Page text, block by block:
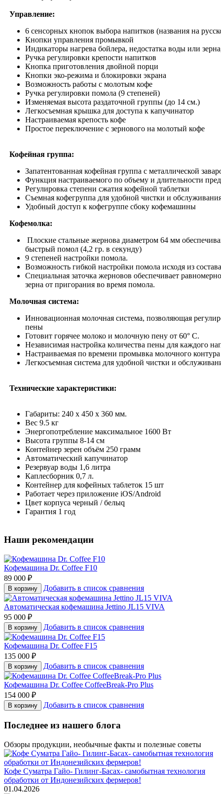
Управление:
6 сенсорных кнопок выбора напитков (названия на
Кнопки управления промывкой
Индикаторы нагрева бойлера, недостатка воды или
Ручка регулировки крепости напитков
Кнопка приготовления двойной порци
Кнопки эко-режима и блокировки экрана
Возможность работы с молотым кофе
Ручка регулировки помола (9 степеней)
Изменяемая высота раздаточной группы (до 14 см.)
Легкосъемная крышка для доступа к капучинатор
Настраиваемая крепость кофе
Простое переключение с зернового на молотый кофе
Кофейная группа:
Запатентованная кофейная группа с металлической
Функция настраиваемого по объему и длительности
Регулировка степени сжатия кофейной таблетки
Съемная кофегруппа для удобной чистки и
Удобный доступ к кофегруппе сбоку кофемашины
Кофемолка:
Плоские стальные жернова диаметром 64 мм
быстрый помол (4,2 гр. в секунду)
9 степеней настройки помола.
Возможность гибкой настройки помола исходя из
Специальная заточка жерновов обеспечивает
зерна от пригорания во время помола.
Молочная система:
Инновационная молочная система, позволяющая
пены
Готовит горячее молоко и молочную пену от 60° С.
Независимая настройка количества пены для каждого
Настраиваемая по времени промывка молочного контура
Легкосъемная система для удобной чистки и
Технические характеристики:
Габариты: 240 х 450 х 360 мм.
Вес 9.5 кг
Энергопотребление максимальное 1600 Вт
Высота группы 8-14 см
Контейнер зерен объём 250 грамм
Автоматический капучинатор
Резервуар воды 1,6 литра
Каплесборник 0,7 л.
Контейнер для кофейных таблеток 15 шт
Работает через приложение iOS/Android
Цвет корпуса черный / белыq
Гарантия 1 год
Наши рекомендации
Кофемашина Dr. Coffee F10
89 000 ₽
В корзину Добавить в список сравнения
Автоматическая кофемашина Jettino JL15 VIVA
95 000 ₽
В корзину Добавить в список сравнения
Кофемашина Dr. Coffee F15
135 000 ₽
В корзину Добавить в список сравнения
Кофемашина Dr. Coffee CoffeeBreak-Pro Plus
154 000 ₽
В корзину Добавить в список сравнения
Последнее из нашего блога
Обзоры продукции, необычные факты и полезные советы
Кофе Суматра Гайо- Гилинг-Басах- самобытная технология
обработки от Индонезийских фермеров!
01.04.2026